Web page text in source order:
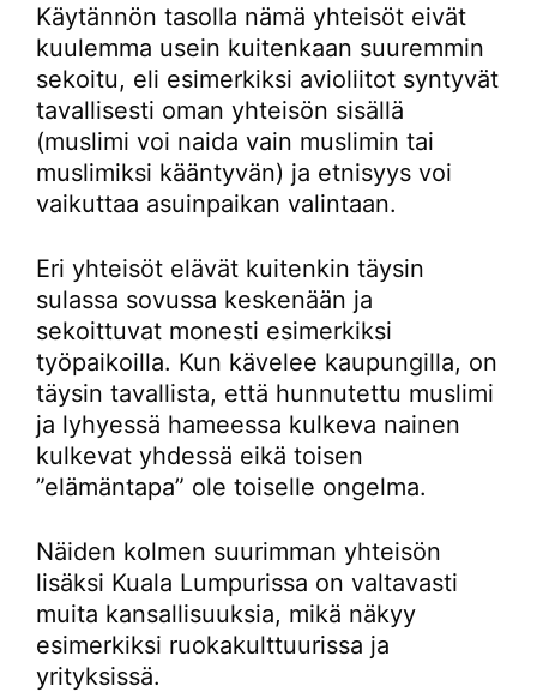
Käytännön tasolla nämä yhteisöt eivät
kuulemma usein kuitenkaan suuremmin
sekoitu, eli esimerkiksi avioliitot syntyvät
tavallisesti oman yhteisön sisällä
(muslimi voi naida vain muslimin tai
muslimiksi kääntyvän) ja etnisyys voi
vaikuttaa asuinpaikan valintaan.
Eri yhteisöt elävät kuitenkin täysin
sulassa sovussa keskenään ja
sekoittuvat monesti esimerkiksi
työpaikoilla. Kun kävelee kaupungilla, on
täysin tavallista, että hunnutettu muslimi
ja lyhyessä hameessa kulkeva nainen
kulkevat yhdessä eikä toisen
”elämäntapa” ole toiselle ongelma.
Näiden kolmen suurimman yhteisön
lisäksi Kuala Lumpurissa on valtavasti
muita kansallisuuksia, mikä näkyy
esimerkiksi ruokakulttuurissa ja
yrityksissä.